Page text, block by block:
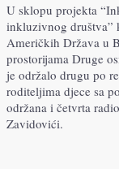
U sklopu projekta
inkluzivnog društva”
Američkih Država u
prostorijama Druge
je održalo drugu po
roditeljima djece sa
održana i četvrta
Zavidovići.